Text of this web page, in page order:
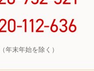
年末年始を除く）